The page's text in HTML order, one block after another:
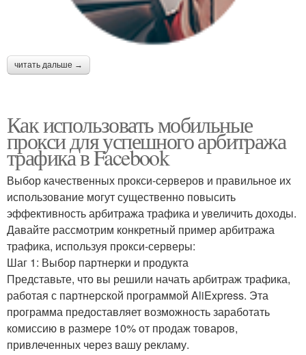
читать дальше →
Как использовать мобильные
прокси для успешного арбитража
трафика в Facebook
Выбор качественных прокси-серверов и правильное их
использование могут существенно повысить
эффективность арбитража трафика и увеличить доходы.
Давайте рассмотрим конкретный пример арбитража
трафика, используя прокси-серверы:
Шаг 1: Выбор партнерки и продукта
Представьте, что вы решили начать арбитраж трафика,
работая с партнерской программой AliExpress. Эта
программа предоставляет возможность заработать
комиссию в размере 10% от продаж товаров,
привлеченных через вашу рекламу.